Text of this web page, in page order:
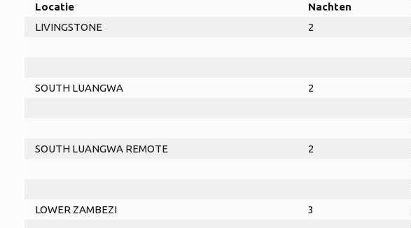
Locatie Nachten
LIVINGSTONE
2
SOUTH LUANGWA
2
SOUTH LUANGWA REMOTE
2
LOWER ZAMBEZI
3